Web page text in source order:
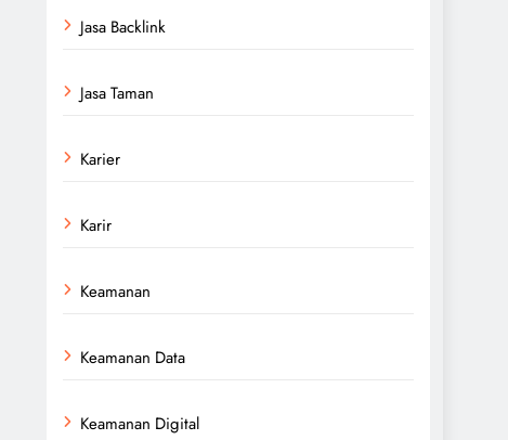
Jasa Backlink
Jasa Taman
Karier
Karir
Keamanan
Keamanan Data
Keamanan Digital